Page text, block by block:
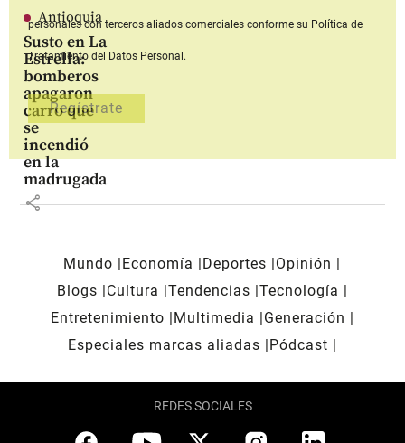
Antioquia
Susto en La
Estrella:
bomberos
apagaron
carro que
se
incendió
en la
madrugada
share
personales con terceros aliados comerciales conforme su Política de
Tratamiento del Datos Personal.
Mundo Economía Deportes
Opinión
Blogs
Cultura Tendencias Tecnología
Entretenimiento
Multimedia
Generación
Especiales marcas aliadas
Pódcast
REDES SOCIALES